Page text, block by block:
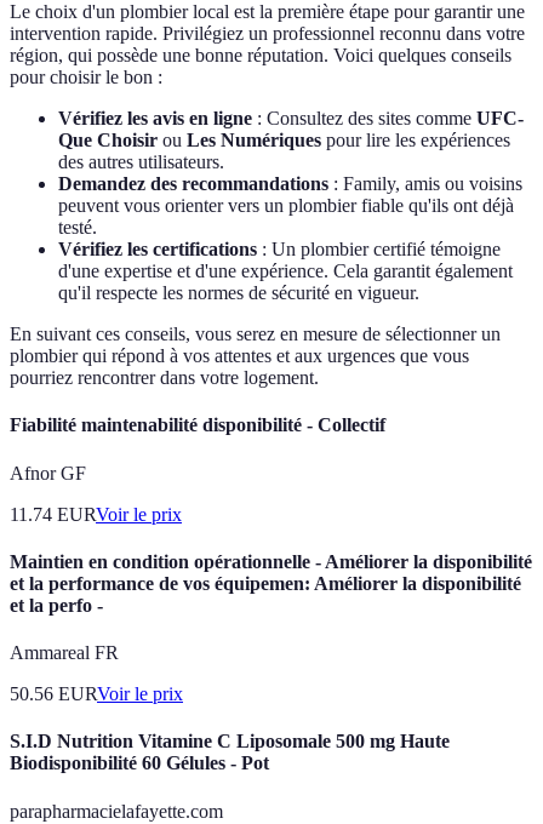
Le choix d'un plombier local est la première étape pour garantir une
intervention rapide. Privilégiez un professionnel reconnu dans votre
région, qui possède une bonne réputation. Voici quelques conseils
pour choisir le bon :
Vérifiez les avis en ligne : Consultez des sites comme UFC-
Que Choisir ou Les Numériques pour lire les expériences
des autres utilisateurs.
Demandez des recommandations : Family, amis ou voisins
peuvent vous orienter vers un plombier fiable qu'ils ont déjà
testé.
Vérifiez les certifications : Un plombier certifié témoigne
d'une expertise et d'une expérience. Cela garantit également
qu'il respecte les normes de sécurité en vigueur.
En suivant ces conseils, vous serez en mesure de sélectionner un
plombier qui répond à vos attentes et aux urgences que vous
pourriez rencontrer dans votre logement.
Fiabilité maintenabilité disponibilité - Collectif
Afnor GF
11.74 EURVoir le prix
Maintien en condition opérationnelle - Améliorer la disponibilité
et la performance de vos équipemen: Améliorer la disponibilité
et la perfo -
Ammareal FR
50.56 EURVoir le prix
S.I.D Nutrition Vitamine C Liposomale 500 mg Haute
Biodisponibilité 60 Gélules - Pot
parapharmacielafayette.com